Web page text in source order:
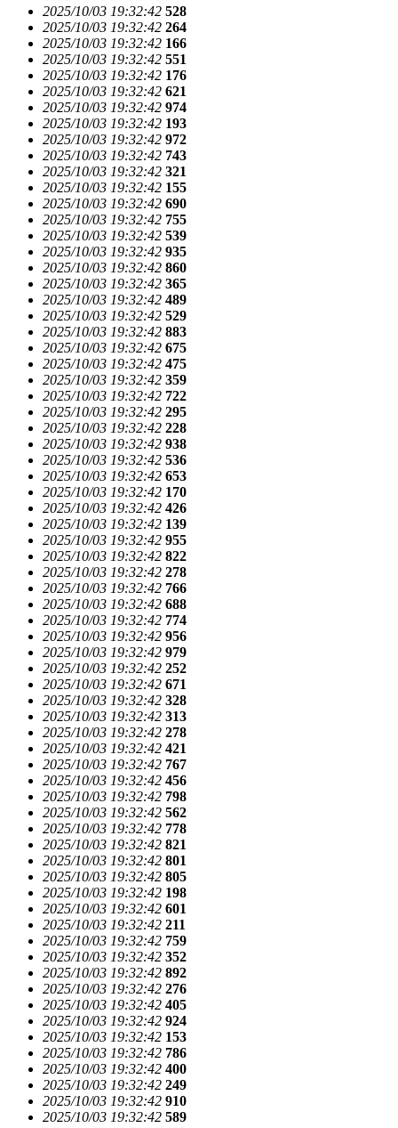
2025/10/03 19:32:42 528
2025/10/03 19:32:42 264
2025/10/03 19:32:42 166
2025/10/03 19:32:42 551
2025/10/03 19:32:42 176
2025/10/03 19:32:42 621
2025/10/03 19:32:42 974
2025/10/03 19:32:42 193
2025/10/03 19:32:42 972
2025/10/03 19:32:42 743
2025/10/03 19:32:42 321
2025/10/03 19:32:42 155
2025/10/03 19:32:42 690
2025/10/03 19:32:42 755
2025/10/03 19:32:42 539
2025/10/03 19:32:42 935
2025/10/03 19:32:42 860
2025/10/03 19:32:42 365
2025/10/03 19:32:42 489
2025/10/03 19:32:42 529
2025/10/03 19:32:42 883
2025/10/03 19:32:42 675
2025/10/03 19:32:42 475
2025/10/03 19:32:42 359
2025/10/03 19:32:42 722
2025/10/03 19:32:42 295
2025/10/03 19:32:42 228
2025/10/03 19:32:42 938
2025/10/03 19:32:42 536
2025/10/03 19:32:42 653
2025/10/03 19:32:42 170
2025/10/03 19:32:42 426
2025/10/03 19:32:42 139
2025/10/03 19:32:42 955
2025/10/03 19:32:42 822
2025/10/03 19:32:42 278
2025/10/03 19:32:42 766
2025/10/03 19:32:42 688
2025/10/03 19:32:42 774
2025/10/03 19:32:42 956
2025/10/03 19:32:42 979
2025/10/03 19:32:42 252
2025/10/03 19:32:42 671
2025/10/03 19:32:42 328
2025/10/03 19:32:42 313
2025/10/03 19:32:42 278
2025/10/03 19:32:42 421
2025/10/03 19:32:42 767
2025/10/03 19:32:42 456
2025/10/03 19:32:42 798
2025/10/03 19:32:42 562
2025/10/03 19:32:42 778
2025/10/03 19:32:42 821
2025/10/03 19:32:42 801
2025/10/03 19:32:42 805
2025/10/03 19:32:42 198
2025/10/03 19:32:42 601
2025/10/03 19:32:42 211
2025/10/03 19:32:42 759
2025/10/03 19:32:42 352
2025/10/03 19:32:42 892
2025/10/03 19:32:42 276
2025/10/03 19:32:42 405
2025/10/03 19:32:42 924
2025/10/03 19:32:42 153
2025/10/03 19:32:42 786
2025/10/03 19:32:42 400
2025/10/03 19:32:42 249
2025/10/03 19:32:42 910
2025/10/03 19:32:42 589